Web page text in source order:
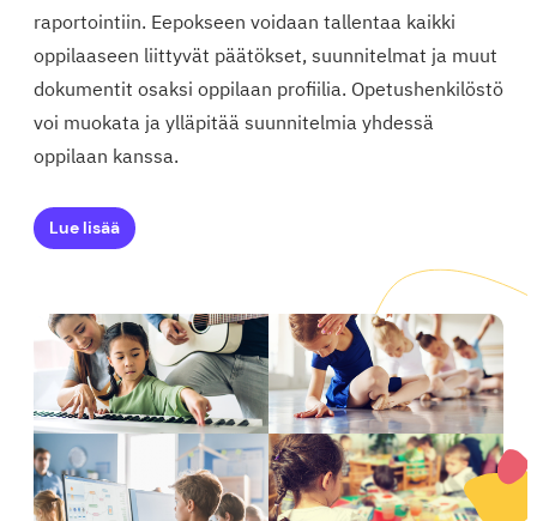
raportointiin. Eepokseen voidaan tallentaa kaikki
oppilaaseen liittyvät päätökset, suunnitelmat ja muut
dokumentit osaksi oppilaan profiilia. Opetushenkilöstö
voi muokata ja ylläpitää suunnitelmia yhdessä
oppilaan kanssa.
Lue lisää